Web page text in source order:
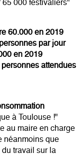
65 000 festivaliers"
60.000 en 2019
par jour
en 2019
attendues
à Toulouse !"
au maire en charge
néanmoins que
du travail sur la